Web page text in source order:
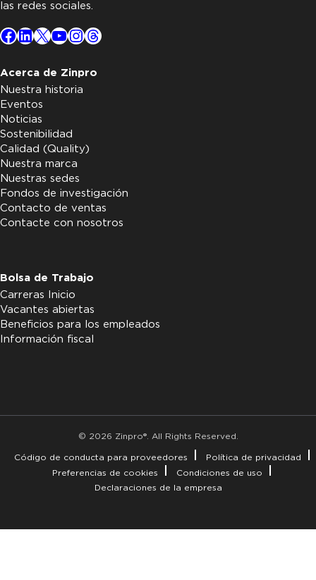
las redes sociales.
Facebook
LinkedIn
X YouTube
Instagram
Threads
Acerca de Zinpro
Nuestra historia
Eventos
Noticias
Sostenibilidad
Calidad (Quality)
Nuestra marca
Nuestras sedes
Fondos de investigación
Contacto de ventas
Contacte con nosotros
Bolsa de Trabajo
Carreras Inicio
Vacantes abiertas
Beneficios para los empleados
Información fiscal
© 2026 Zinpro®. All Rights Reserved.
Código de conducta para proveedores
Política de privacidad
Preferencias de cookies
Condiciones de uso
Declaraciones de la empresa